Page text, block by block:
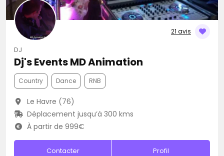
21 avis
DJ
Dj's Events MD Animation
Country Dance RNB
Le Havre (76)
Déplacement jusqu’à 300 kms
À partir de 999€
Contacter Profil